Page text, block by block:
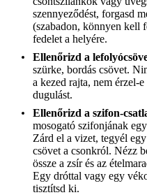
szennyeződést, forgasd
(szabadon, könnyen kell
fedelet a helyére.
Ellenőrizd a
szürke, bordás csövet.
a kezed rajta, nem érzel-
dugulást.
Ellenőrizd a szifon-
mosogató szifonjának
Zárd el a vizet, tegyél
csövet a csonkról. Nézz
össze a zsír és az
Egy dróttal vagy egy
tisztítsd ki.